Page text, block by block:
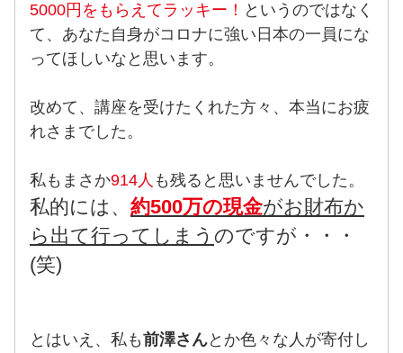
5000円をもらえてラッキー！ というのではなく
て、あなた自身がコロナに強い日本の一員にな
ってほしいなと思います。
改めて、講座を受けたくれた方々、本当にお疲
れさまでした。
私もまさか914人 も残ると思いませんでした。
私的には、 約500万の現金がお財布か
ら出て行ってしまう のですが・・・
(笑)
とはいえ、私も前澤さんとか色々な人が寄付し